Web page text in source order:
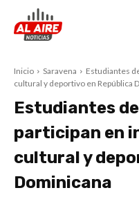
Inicio Saravena
Estudiantes
cultural y deportivo en República
Estudiantes
participan en
cultural y
Dominicana